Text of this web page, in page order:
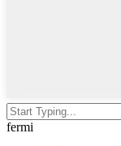
fermi